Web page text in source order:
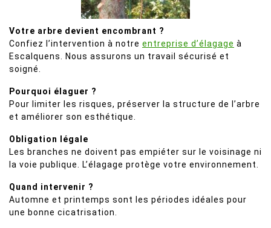
Votre arbre devient encombrant ?
Confiez l’intervention à notre entreprise d’élagage à
Escalquens. Nous assurons un travail sécurisé et
soigné.
Pourquoi élaguer ?
Pour limiter les risques, préserver la structure de l’arbre
et améliorer son esthétique.
Obligation légale
Les branches ne doivent pas empiéter sur le voisinage ni
la voie publique. L’élagage protège votre environnement.
Quand intervenir ?
Automne et printemps sont les périodes idéales pour
une bonne cicatrisation.